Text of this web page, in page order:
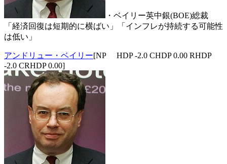
・ベイリー英中銀(BOE)総裁
「経済回復は短期的に横ばい」「インフレが持続する可能性
は低い」
アンドリュー・ベイリー[NP HDP -2.0 CHDP 0.00 RHDP
-2.0 CRHDP 0.00]